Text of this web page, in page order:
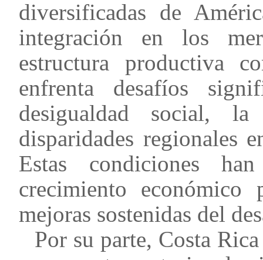
diversificadas de
integración en los
estructura productiva
enfrenta desafíos
desigualdad social,
disparidades regionales
Estas condiciones
crecimiento económico
mejoras sostenidas del
Por su parte, Costa